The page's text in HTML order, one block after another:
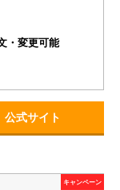
・変更可能
公式サイト
キャンペーン